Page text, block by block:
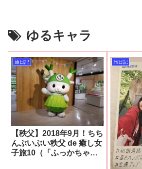
ゆるキャラ
旅日記
【秩父】2018年9月！ちち
んぶいぶい秩父 de 癒し女
子旅10（「ふっかちゃ
旅日記